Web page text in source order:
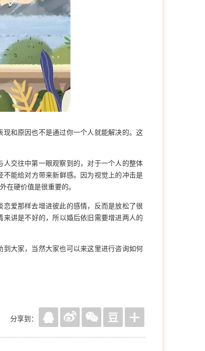
和原因也不是通过你一个人就能解决的。这
交往中第一眼观察到的，对于一个人的整体
能给对方带来新鲜感。因为视觉上的冲击是
在硬价值是很重要的。
爱那样去增进彼此的感情，反而是放松了很
讲是不好的，所以婚后依旧需要增进两人的
大家，当然大家也可以来这里进行咨询如何
分享到：